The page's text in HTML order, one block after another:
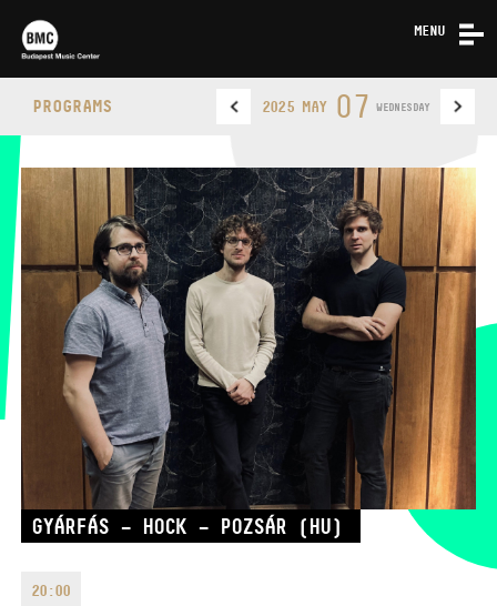
MENU
CONTACT
BUDAPEST MUSIC CENTER
FAX
info@bmc.hu
PHONE
TICKET OFFICE
OPENING HOURS
MONDAY09:00-18:00
TUESDAY09:00-20:00
PROGRAMS 2025 MAY 07 WEDNESDAY
GYÁRFÁS – HOCK – POZSÁR (HU)
20:00